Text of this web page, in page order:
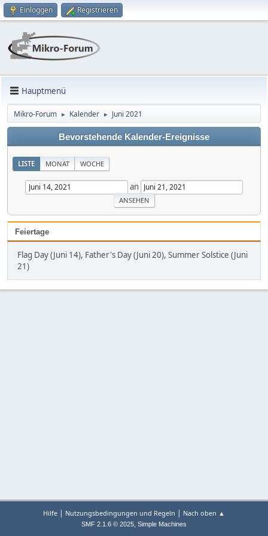
Einloggen Registrieren
Hauptmenü
Mikro-Forum ► Kalender ► Juni 2021
Bevorstehende Kalender-Ereignisse
LISTE MONAT WOCHE
an
Feiertage
Flag Day (Juni 14), Father's Day (Juni 20), Summer Solstice (Juni
21)
Hilfe | Nutzungsbedingungen und Regeln | Nach oben ▲
SMF 2.1.6 © 2025, Simple Machines